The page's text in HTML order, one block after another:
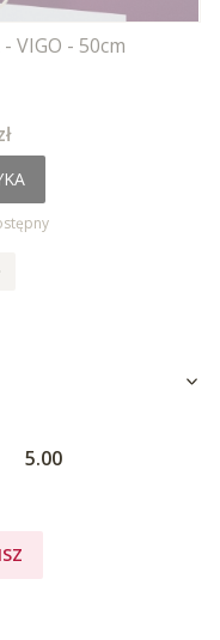
VIGO - 50cm
5.00